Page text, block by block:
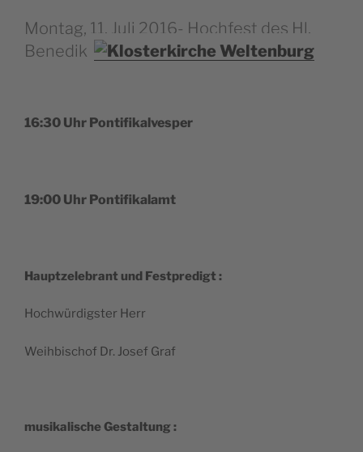
Montag, 11. Juli 2016- Hochfest des Hl.
Benedikt
16:30 Uhr Pontifikalvesper
19:00 Uhr Pontifikalamt
Haupt­ze­le­brant und Festpredigt :
Hochwür­dig­ster Herr
Weih­bi­schof Dr. Josef Graf
musi­ka­lische Gestaltung :